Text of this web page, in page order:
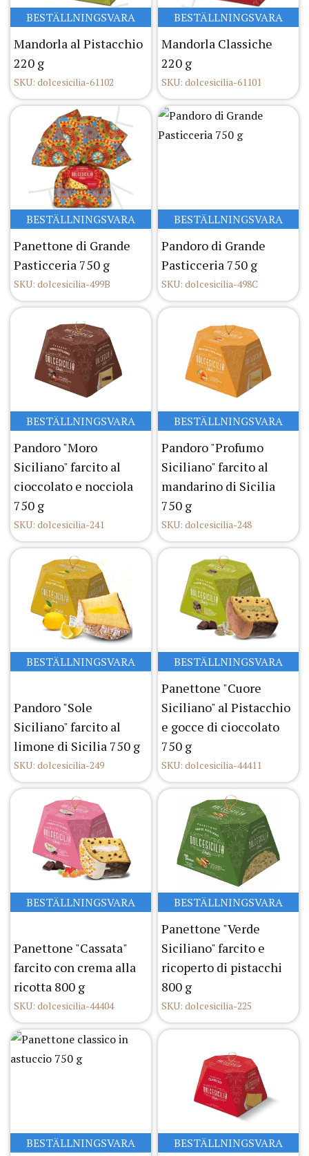
BESTÄLLNINGSVARA
Mandorla al Pistacchio
220 g
SKU: dolcesicilia-61102
BESTÄLLNINGSVARA
Mandorla Classiche
220 g
SKU: dolcesicilia-61101
BESTÄLLNINGSVARA
Panettone di Grande
Pasticceria 750 g
SKU: dolcesicilia-499B
BESTÄLLNINGSVARA
Pandoro di Grande
Pasticceria 750 g
SKU: dolcesicilia-498C
BESTÄLLNINGSVARA
Pandoro "Moro
Siciliano" farcito al
cioccolato e nocciola
750 g
SKU: dolcesicilia-241
BESTÄLLNINGSVARA
Pandoro "Profumo
Siciliano" farcito al
mandarino di Sicilia
750 g
SKU: dolcesicilia-248
BESTÄLLNINGSVARA
Pandoro "Sole
Siciliano" farcito al
limone di Sicilia 750 g
SKU: dolcesicilia-249
BESTÄLLNINGSVARA
Panettone "Cuore
Siciliano" al Pistacchio
e gocce di cioccolato
750 g
SKU: dolcesicilia-44411
BESTÄLLNINGSVARA
Panettone "Cassata"
farcito con crema alla
ricotta 800 g
SKU: dolcesicilia-44404
BESTÄLLNINGSVARA
Panettone "Verde
Siciliano" farcito e
ricoperto di pistacchi
800 g
SKU: dolcesicilia-225
BESTÄLLNINGSVARA BESTÄLLNINGSVARA